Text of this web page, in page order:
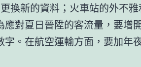
換新的資料；火車站的外不
應對夏日晉陞的客流量，要增
字。在航空運輸方面，要加年